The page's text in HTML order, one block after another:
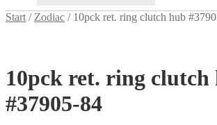
Start/Zodiac / 10pck ret. ring clutch hub
10pck ret. ring clutch
#37905-84